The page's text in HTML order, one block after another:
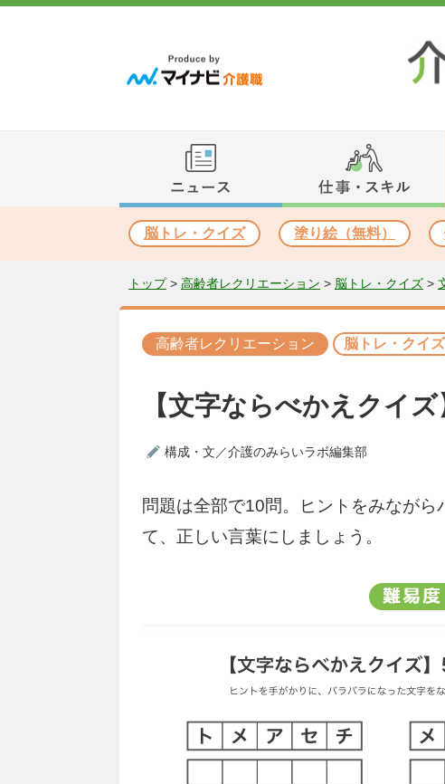
脳トレ・クイズ 塗り絵（無料）
トップ> 高齢者レクリエーション > 脳トレ・クイズ >
高齢者レクリエーション 脳トレ・クイズ
【文字ならべかえクイ
構成・文／介護のみらいラボ編集部
問題は全部で10問。ヒントをみながら
て、正しい言葉にしましょう。